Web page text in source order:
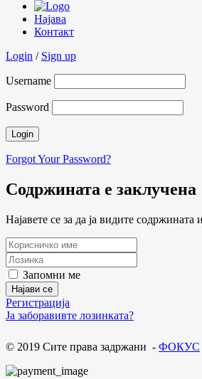
Најава
Контакт
Login / Sign up
Username
Password
Forgot Your Password?
Содржината е заклучена
Најавете се за да ја видите содржината
Запомни ме
Регистрација
Ја заборавивте лозинката?
© 2019 Сите права задржани - ФОКУС